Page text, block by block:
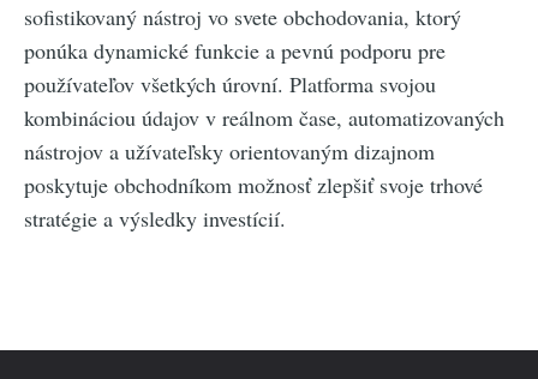
sofistikovaný nástroj vo svete obchodovania, ktorý
ponúka dynamické funkcie a pevnú podporu pre
používateľov všetkých úrovní. Platforma svojou
kombináciou údajov v reálnom čase, automatizovaných
nástrojov a užívateľsky orientovaným dizajnom
poskytuje obchodníkom možnosť zlepšiť svoje trhové
stratégie a výsledky investícií.